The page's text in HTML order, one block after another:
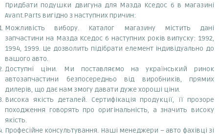
Придбати подушки двигуна для Мазда Кседос 6 в магазині
Avant.Parts вигідно з наступних причин:
Можливість вибору. Каталог магазину містить дані
запчастини на Мазда Кседос 6 наступних років випуску: 1992,
1994, 1999. Це дозволить підібрати елемент індивідуально до
вашого авто.
Доступні ціни. Ми поставляємо на український ринок
автозапчастини безпосередньо від виробників, прямих
дилерів, що дає нам змогу давати дуже хороші ціни.
Висока якість деталей. Сертифікація продукції, її прозоре
походження говорять про оригінальність, а значить високу
якість.
Професійне консультування. Наші менеджери – авто фахівці зі